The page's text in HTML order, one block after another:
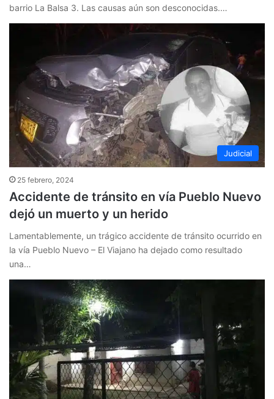
barrio La Balsa 3. Las causas aún son desconocidas.…
Judicial
25 febrero, 2024
Accidente de tránsito en vía Pueblo Nuevo
dejó un muerto y un herido
Lamentablemente, un trágico accidente de tránsito ocurrido en
la vía Pueblo Nuevo – El Viajano ha dejado como resultado
una…